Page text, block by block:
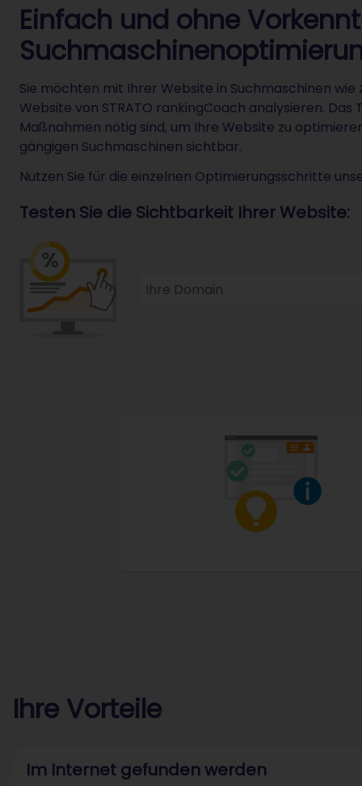
Einfach und ohne
Sie möchten mit Ihrer Website in Suchmaschinen wie
Website von STRATO rankingCoach analysieren.
Maßnahmen nötig sind, um Ihre Website zu
gängigen Suchmaschinen sichtbar.
Nutzen Sie für die einzelnen Optimierungsschritte
Testen Sie die Sichtbarkeit Ihrer Website:
Ihre Domain
Ihre Vorteile
Im Internet gefunden werden